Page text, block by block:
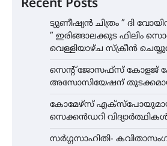
Recent Posts
ട്യുണീഷ്യൻ ചിത്രം ” ദി
” ഇരിങ്ങാലക്കുട ഫിലിം
വെള്ളിയാഴ്ച സ്‌ക്രീൻ
സെന്റ് ജോസഫ്സ് കോളജ്
അസോസിയേഷന്
കോമേഴ്സ്
സെക്കൻഡറി
സർഗ്ഗസാഹിതി-